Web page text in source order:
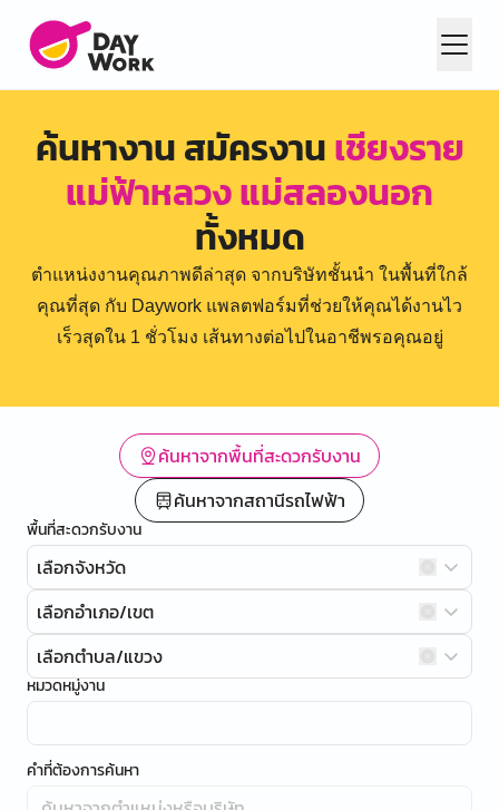
ค้นหางาน สมัครงานเชียงราย
แม่ฟ้าหลวง แม่สลองนอก
ทั้งหมด
ตำแหน่งงานคุณภาพดีล่าสุด จากบริษัทชั้นนำ ในพื้นที่ใกล้
คุณที่สุด กับ Daywork แพลตฟอร์มที่ช่วยให้คุณได้งานไว
เร็วสุดใน 1 ชั่วโมง เส้นทางต่อไปในอาชีพรอคุณอยู่
ค้นหาจากพื้นที่สะดวกรับงาน
ค้นหาจากสถานีรถไฟฟ้า
พื้นที่สะดวกรับงาน
เลือกจังหวัด
เลือกอำเภอ/เขต
เลือกตำบล/แขวง
หมวดหมู่งาน
คำที่ต้องการค้นหา